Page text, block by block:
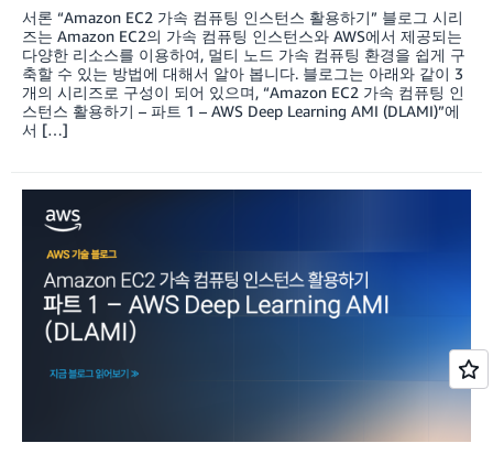
서론 “Amazon EC2 가속 컴퓨팅 인스턴스 활용하기” 블로그 시리
즈는 Amazon EC2의 가속 컴퓨팅 인스턴스와 AWS에서 제공되는
다양한 리소스를 이용하여, 멀티 노드 가속 컴퓨팅 환경을 쉽게 구
축할 수 있는 방법에 대해서 알아 봅니다. 블로그는 아래와 같이 3
개의 시리즈로 구성이 되어 있으며, “Amazon EC2 가속 컴퓨팅 인
스턴스 활용하기 – 파트 1 – AWS Deep Learning AMI (DLAMI)”에
서 […]